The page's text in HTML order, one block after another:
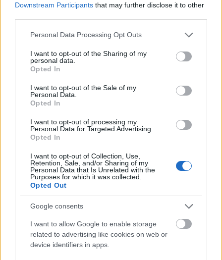
Downstream Participants that may further disclose it to other
Please note that this website/app uses one or more Google
not limited to your visit or usage behaviour. You may click to
grant or deny consent to Google and its third-party tags to
use your data for below specified purposes in below Google
consent section.
Personal Data Processing Opt Outs
I want to opt-out of the Sharing of my
personal data.
Opted In
I want to opt-out of the Sale of my
Personal Data.
Opted In
I want to opt-out of processing my
Personal Data for Targeted Advertising.
Opted In
I want to opt-out of Collection, Use,
Retention, Sale, and/or Sharing of my
Personal Data that Is Unrelated with the
Purposes for which it was collected.
Opted Out
Google consents
I want to allow Google to enable storage
related to advertising like cookies on web or
device identifiers in apps.
Februári szezonális receptek
Felelős Gasztrohős
Februárban szezonális alapanyagok közül az egyik
kedvencem az édesburgonya (batáta). Az
édesburgonya energiatartalma 86 kcal/ 100 g, 20 g
/100 g szénhidrátot, 1,57 g/ 100 g fehérjét,
víztartalma 77 g /100 g. Rosttartalma 3 g/ 100 g.
Ásványi anyagok közül káliumot, nátriumot, foszfort,
kalciumot,…